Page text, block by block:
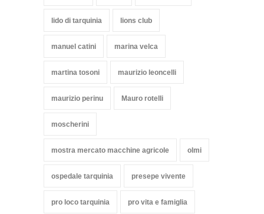
lido di tarquinia lions club
manuel catini marina velca
martina tosoni maurizio leoncelli
maurizio perinu Mauro rotelli
moscherini
mostra mercato macchine agricole olmi
ospedale tarquinia presepe vivente
pro loco tarquinia pro vita e famiglia